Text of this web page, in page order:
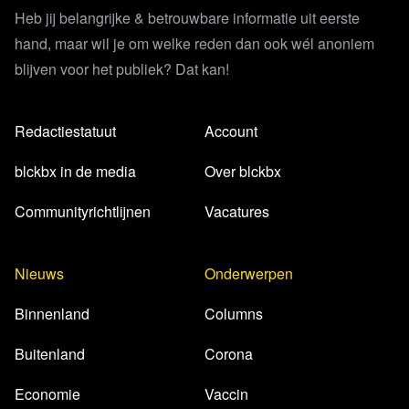
Lees 24 reacties
Heb jij belangrijke & betrouwbare informatie uit eerste
hand, maar wil je om welke reden dan ook wél anoniem
blijven voor het publiek? Dat kan!
Redactiestatuut
blckbx in de media
Communityrichtlijnen
Account
Over blckbx
Vacatures
Nieuws
Binnenland
Buitenland
Economie
Onderwerpen
Columns
Corona
Vaccin